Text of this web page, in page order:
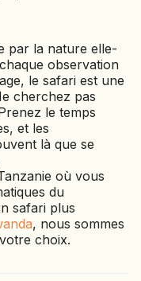
par la nature elle-
observation
le safari est une
cherchez pas
le temps
et les
là que se
où vous
du
safari plus
, nous sommes
choix.